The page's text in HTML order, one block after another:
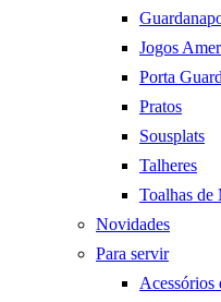
Jogos
Porta
Pratos
Sousplats
Talheres
Toalhas de
Novidades
Para servir
Acessórios